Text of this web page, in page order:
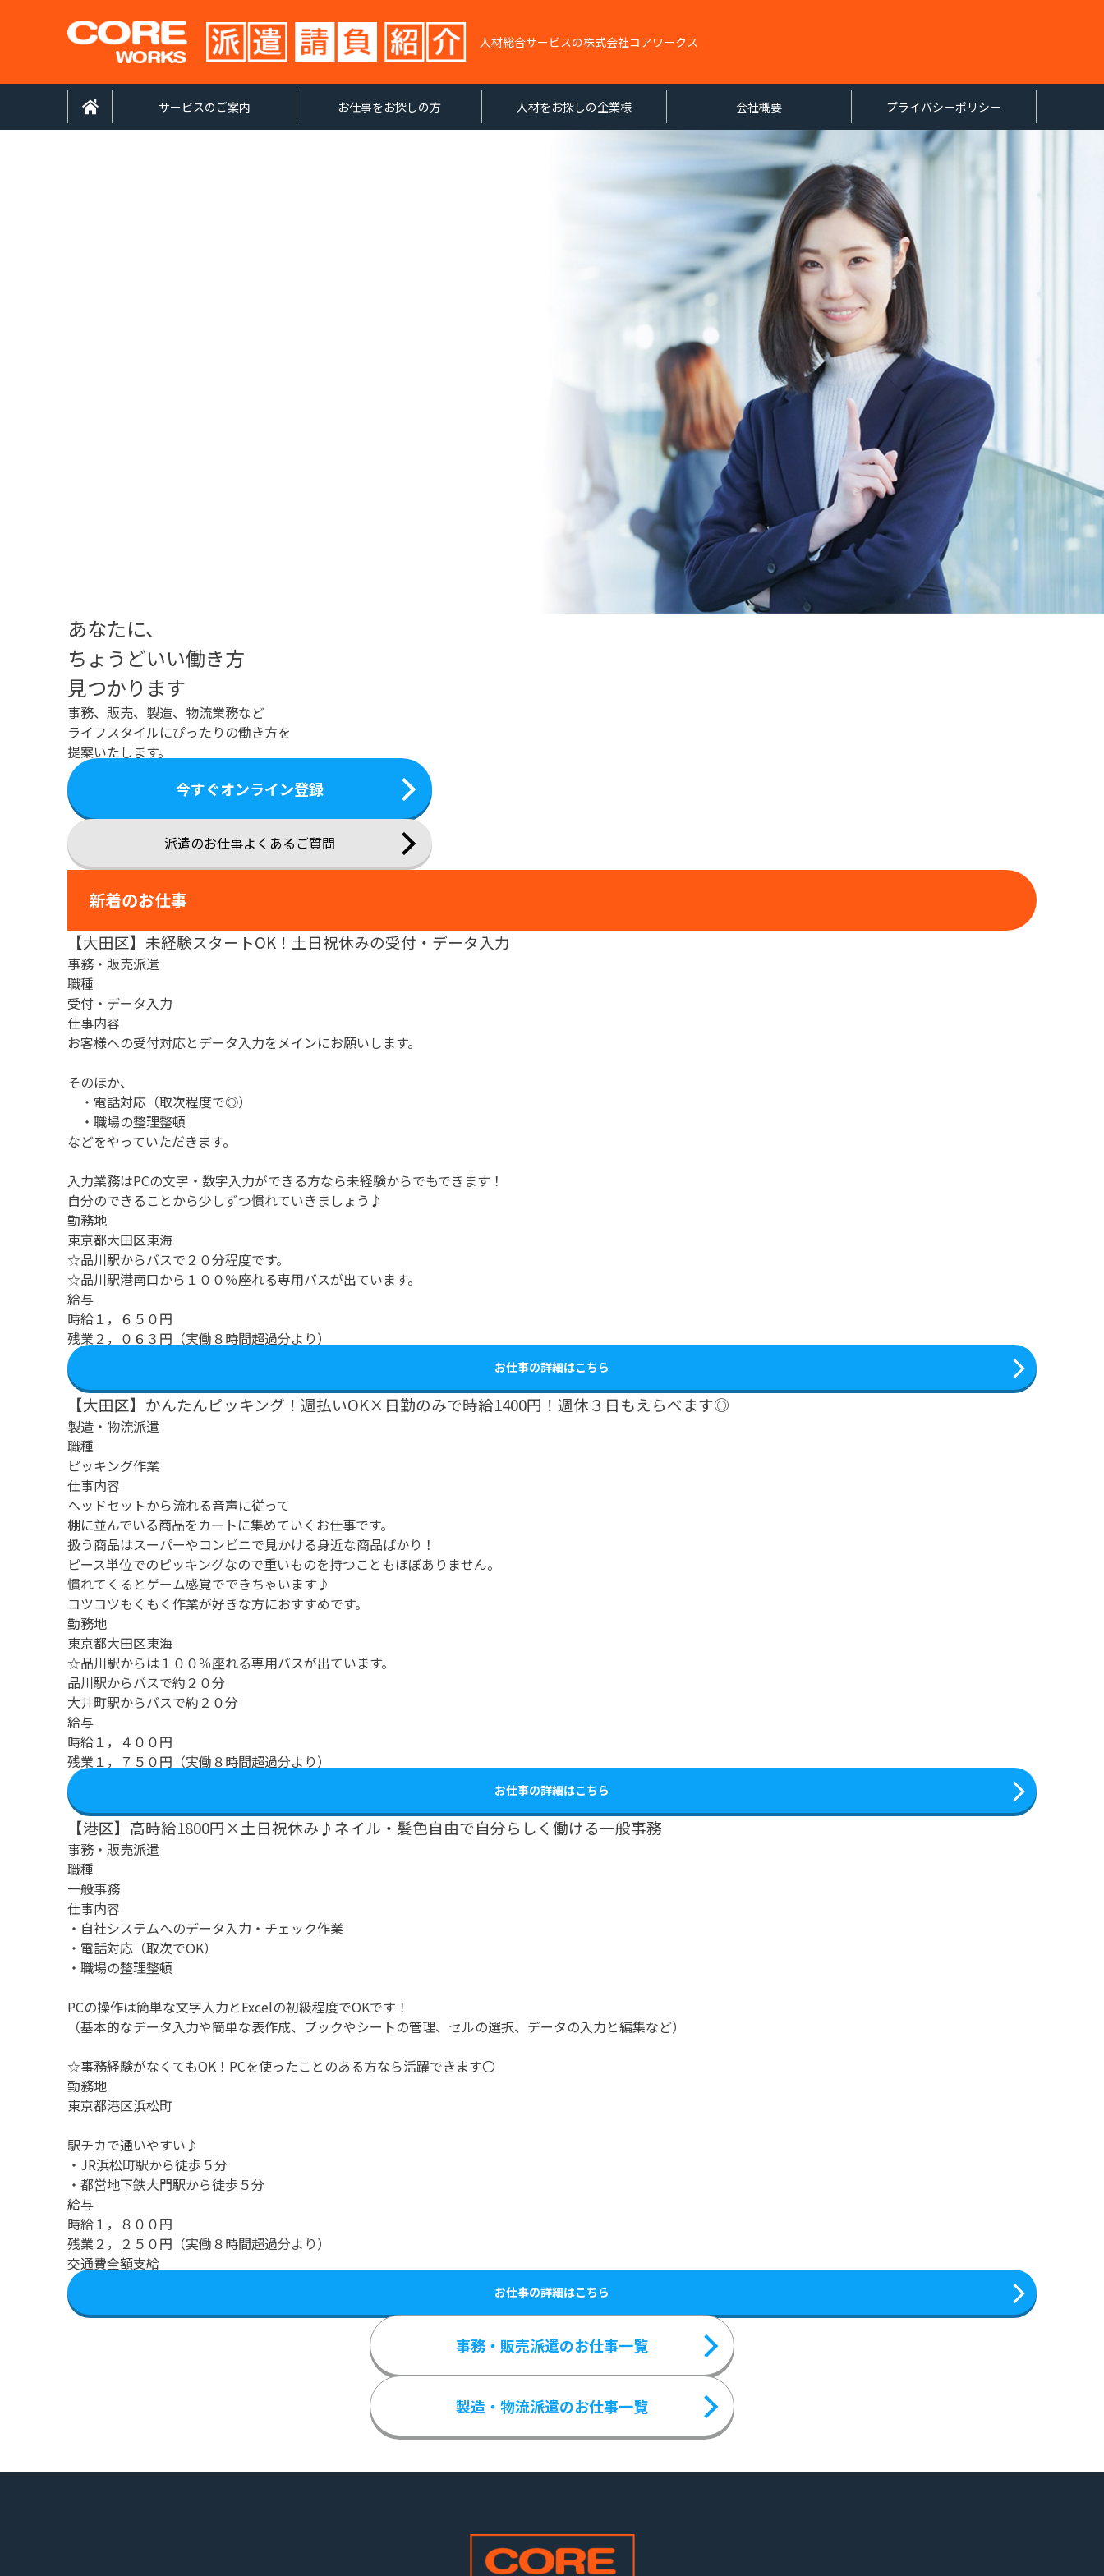
人材総合サービスの株式会社コアワークス
サービスのご案内 お仕事をお探しの方 人材をお探しの企業様 会社概要 プライバシーポリシー
あなたに、
ちょうどいい働き方
見つかります
事務、販売、製造、物流業務など
ライフスタイルにぴったりの働き方を
提案いたします。
今すぐオンライン登録
派遣のお仕事よくあるご質問
新着のお仕事
【大田区】未経験スタートOK！土日祝休みの受付・データ入力
事務・販売派遣
職種
受付・データ入力
仕事内容
お客様への受付対応とデータ入力をメインにお願いします。
そのほか、
・電話対応（取次程度で◎）
・職場の整理整頓
などをやっていただきます。
入力業務はPCの文字・数字入力ができる方なら未経験からでもできます！
自分のできることから少しずつ慣れていきましょう♪
勤務地
東京都大田区東海
☆品川駅からバスで２０分程度です。
☆品川駅港南口から１００％座れる専用バスが出ています。
給与
時給１，６５０円
残業２，０６３円（実働８時間超過分より）
お仕事の詳細はこちら
【大田区】かんたんピッキング！週払いOK×日勤のみで時給1400円！週休３日もえらべます◎
製造・物流派遣
職種
ピッキング作業
仕事内容
ヘッドセットから流れる音声に従って
棚に並んでいる商品をカートに集めていくお仕事です。
扱う商品はスーパーやコンビニで見かける身近な商品ばかり！
ピース単位でのピッキングなので重いものを持つこともほぼありません。
慣れてくるとゲーム感覚でできちゃいます♪
コツコツもくもく作業が好きな方におすすめです。
勤務地
東京都大田区東海
☆品川駅からは１００％座れる専用バスが出ています。
品川駅からバスで約２０分
大井町駅からバスで約２０分
給与
時給１，４００円
残業１，７５０円（実働８時間超過分より）
お仕事の詳細はこちら
【港区】高時給1800円×土日祝休み♪ネイル・髪色自由で自分らしく働ける一般事務
事務・販売派遣
職種
一般事務
仕事内容
・自社システムへのデータ入力・チェック作業
・電話対応（取次でOK）
・職場の整理整頓
PCの操作は簡単な文字入力とExcelの初級程度でOKです！
（基本的なデータ入力や簡単な表作成、ブックやシートの管理、セルの選択、データの入力と編集など）
☆事務経験がなくてもOK！PCを使ったことのある方なら活躍できます〇
勤務地
東京都港区浜松町
駅チカで通いやすい♪
・JR浜松町駅から徒歩５分
・都営地下鉄大門駅から徒歩５分
給与
時給１，８００円
残業２，２５０円（実働８時間超過分より）
交通費全額支給
お仕事の詳細はこちら
事務・販売派遣のお仕事一覧
製造・物流派遣のお仕事一覧